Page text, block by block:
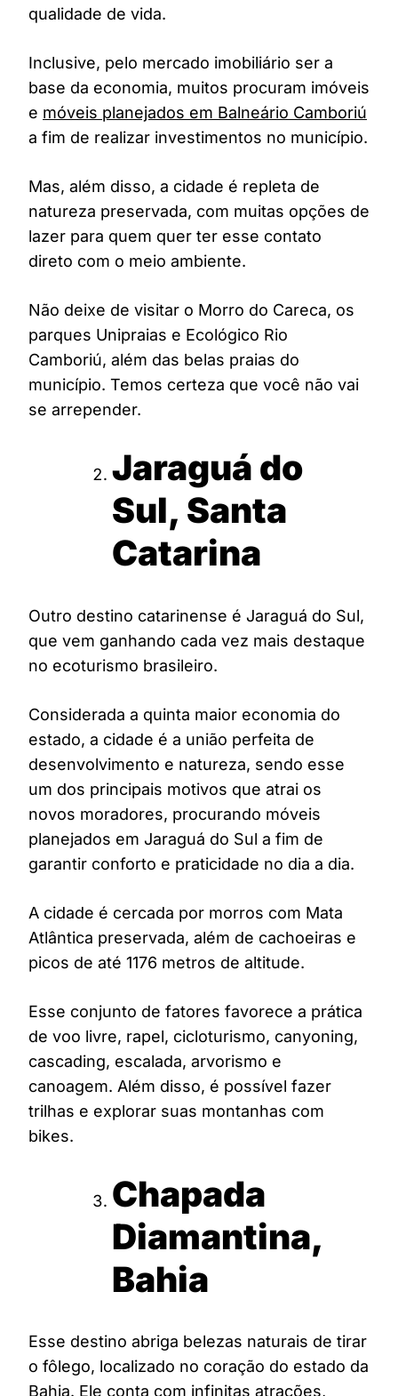
qualidade de vida.
Inclusive, pelo mercado imobiliário ser a
base da economia, muitos procuram imóveis
e móveis planejados em Balneário Camboriú
a fim de realizar investimentos no município.
Mas, além disso, a cidade é repleta de
natureza preservada, com muitas opções de
lazer para quem quer ter esse contato
direto com o meio ambiente.
Não deixe de visitar o Morro do Careca, os
parques Unipraias e Ecológico Rio
Camboriú, além das belas praias do
município. Temos certeza que você não vai
se arrepender.
Jaraguá do
Sul, Santa
Catarina
Outro destino catarinense é Jaraguá do Sul,
que vem ganhando cada vez mais destaque
no ecoturismo brasileiro.
Considerada a quinta maior economia do
estado, a cidade é a união perfeita de
desenvolvimento e natureza, sendo esse
um dos principais motivos que atrai os
novos moradores, procurando móveis
planejados em Jaraguá do Sul a fim de
garantir conforto e praticidade no dia a dia.
A cidade é cercada por morros com Mata
Atlântica preservada, além de cachoeiras e
picos de até 1176 metros de altitude.
Esse conjunto de fatores favorece a prática
de voo livre, rapel, cicloturismo, canyoning,
cascading, escalada, arvorismo e
canoagem. Além disso, é possível fazer
trilhas e explorar suas montanhas com
bikes.
Chapada
Diamantina,
Bahia
Esse destino abriga belezas naturais de tirar
o fôlego, localizado no coração do estado da
Bahia. Ele conta com infinitas atrações,